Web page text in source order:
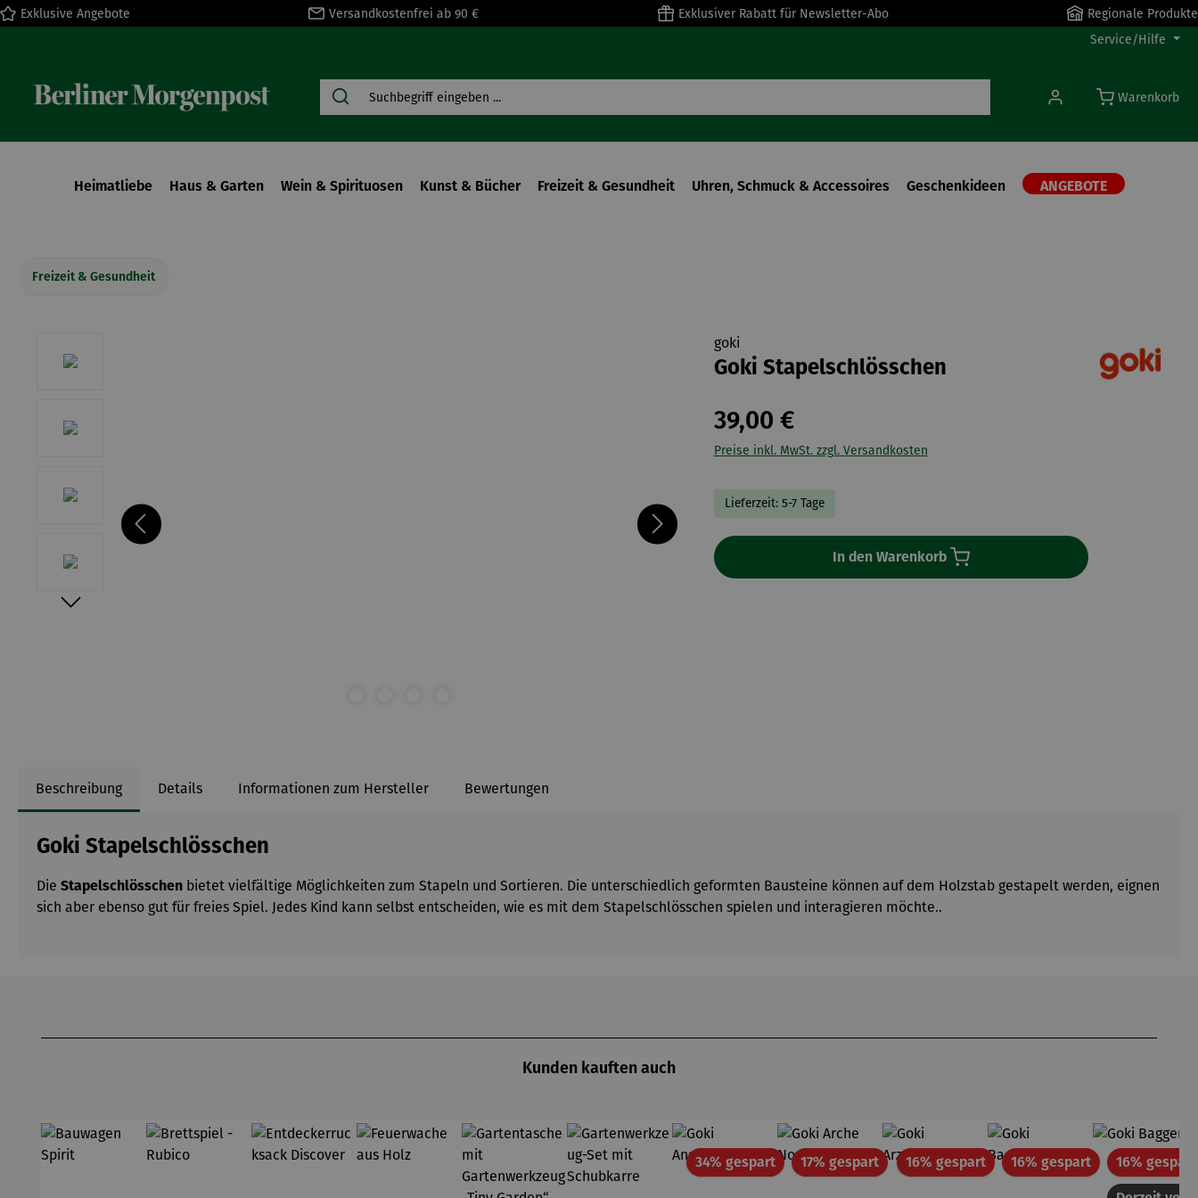
Zur Hauptnavigation springen
Exklusive Angebote Versandkostenfrei ab 90 € Exklusiver Rabatt für Newsletter-Abo
Regionale Produkte
Service/Hilfe
Warenkorb
Heimatliebe Haus & Garten Wein & Spirituosen Kunst & Bücher Freizeit & Gesundheit Uhren, Schmuck & Accessoires Geschenkideen ANGEBOTE
Freizeit & Gesundheit
goki
Goki Stapelschlösschen
39,00 €
Preise inkl. MwSt. zzgl. Versandkosten
Lieferzeit: 5-7 Tage
In den Warenkorb
Beschreibung Details Informationen zum Hersteller Bewertungen
Goki Stapelschlösschen
Die Stapelschlösschen bietet vielfältige Möglichkeiten zum Stapeln und Sortieren. Die unterschiedlich geformten Bausteine können auf dem Holzstab gestapelt werden, eignen
sich aber ebenso gut für freies Spiel. Jedes Kind kann selbst entscheiden, wie es mit dem Stapelschlösschen spielen und interagieren möchte..
Kunden kauften auch
34% gespartRabatt17% gespartRabatt16% gespartRabatt16% gespartRabatt16% gespart